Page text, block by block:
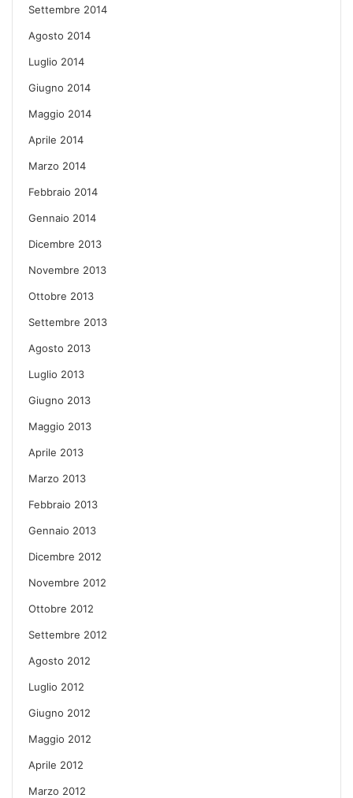
Settembre 2014
Agosto 2014
Luglio 2014
Giugno 2014
Maggio 2014
Aprile 2014
Marzo 2014
Febbraio 2014
Gennaio 2014
Dicembre 2013
Novembre 2013
Ottobre 2013
Settembre 2013
Agosto 2013
Luglio 2013
Giugno 2013
Maggio 2013
Aprile 2013
Marzo 2013
Febbraio 2013
Gennaio 2013
Dicembre 2012
Novembre 2012
Ottobre 2012
Settembre 2012
Agosto 2012
Luglio 2012
Giugno 2012
Maggio 2012
Aprile 2012
Marzo 2012